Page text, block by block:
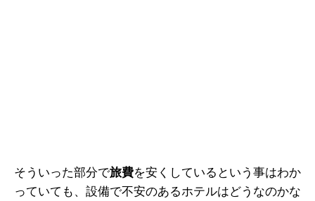
そういった部分で旅費を安くしているという事はわか
っていても、設備で不安のあるホテルはどうなのかな